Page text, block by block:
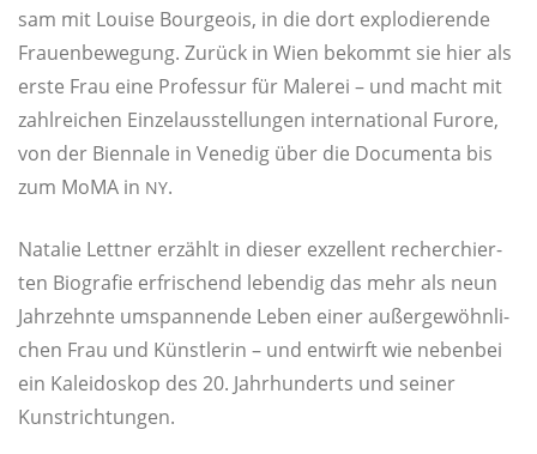
sam mit Loui­se Bour­geois, in die dort explo­die­ren­de
Frau­en­be­we­gung. Zurück in Wien bekommt sie hier als
ers­te Frau eine Pro­fes­sur für Male­rei – und macht mit
zahl­rei­chen Ein­zel­aus­stel­lun­gen inter­na­tio­nal Furo­re,
von der Bien­na­le in Vene­dig über die Docu­men­ta bis
zum MoMA in NY.
Nata­lie Lett­ner erzählt in die­ser exzel­lent recher­chier­
ten Bio­gra­fie erfri­schend leben­dig das mehr als neun
Jahr­zehn­te umspan­nen­de Leben einer außer­ge­wöhn­li­
chen Frau und Künst­le­rin – und ent­wirft wie neben­bei
ein Kalei­do­skop des 20. Jahr­hun­derts und sei­ner
Kunstrichtungen.